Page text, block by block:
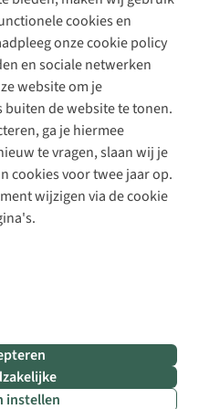
cookies en
onze cookie policy
en sociale netwerken
website om je
de website te tonen.
ga je hiermee
te vragen, slaan wij je
cookies voor twee jaar op.
wijzigen via de cookie
instellen
us
Algemene voorwaarden